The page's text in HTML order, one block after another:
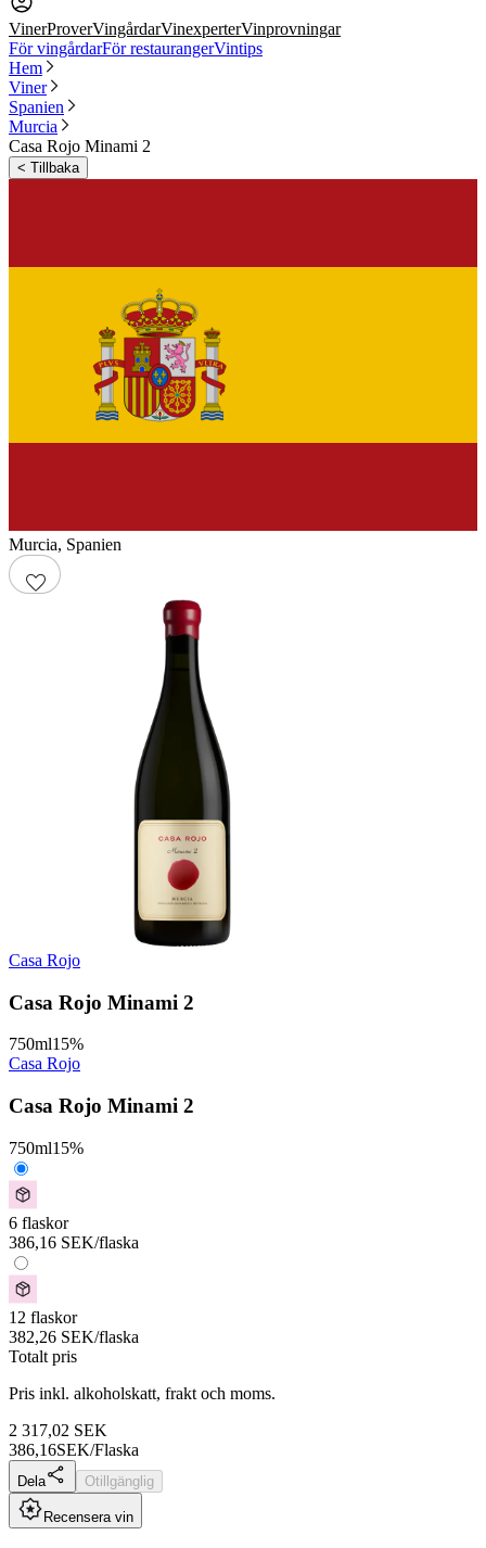
VinerProverVingårdarVinexperterVinprovningar
För vingårdarFör restaurangerVintips
Hem
Viner
Spanien
Murcia
Casa Rojo Minami 2
< Tillbaka
Murcia, Spanien
Casa Rojo
Casa Rojo Minami 2
750ml15%
Casa Rojo
Casa Rojo Minami 2
750ml15%
6 flaskor
386,16 SEK/flaska
12 flaskor
382,26 SEK/flaska
Totalt pris
Pris inkl. alkoholskatt, frakt och moms.
2 317,02 SEK
386,16SEK/Flaska
Dela Otillgänglig
Recensera vin